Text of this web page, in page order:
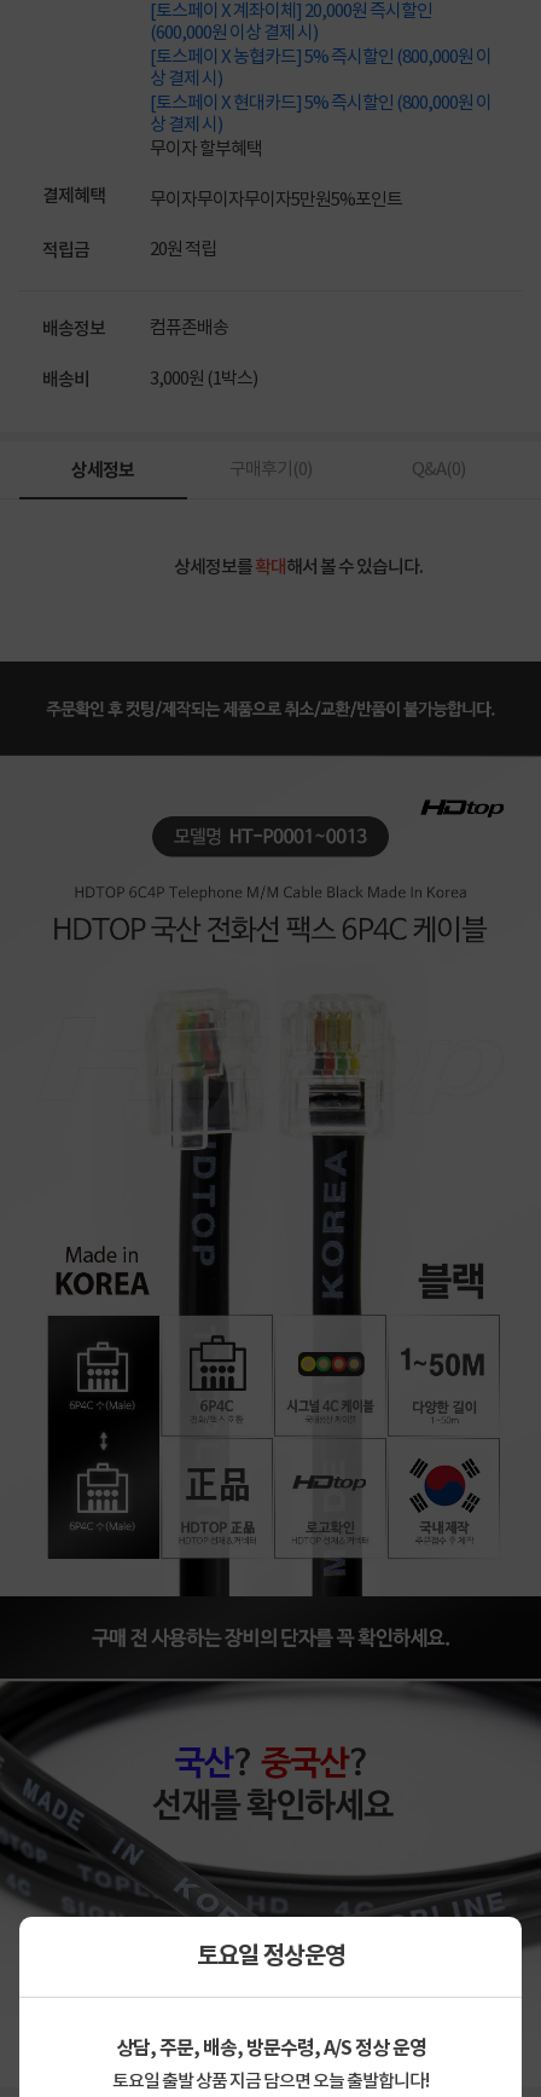
토요일 정상운영
상담, 주문, 배송, 방문수령, A/S 정상 운영
토요일 출발 상품 지금 담으면 오늘 출발합니다!
[토스페이 X 계좌이체] 20,000원 즉시할인
(600,000원 이상 결제 시)
[토스페이 X 농협카드] 5% 즉시할인 (800,000원 이
상 결제 시)
[토스페이 X 현대카드] 5% 즉시할인 (800,000원 이
상 결제 시)
무이자 할부혜택
결제혜택 무이자무이자무이자5만원5%포인트
적립금 20원 적립
배송정보 컴퓨존배송
배송비 3,000원 (1박스)
상세정보 구매후기(0) Q&A(0)
상세정보를확대해서 볼 수 있습니다.